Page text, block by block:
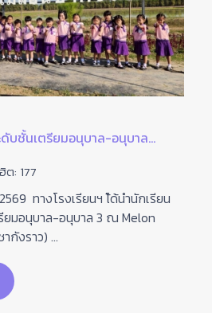
ดับชั้นเตรียมอนุบาล-อนุบาล...
ฮิต: 177
ทางโรงเรียนฯ ไ้ด้นำนักเรียน
ยมอนุบาล-อนุบาล 3 ณ Melon
กังราว) ...